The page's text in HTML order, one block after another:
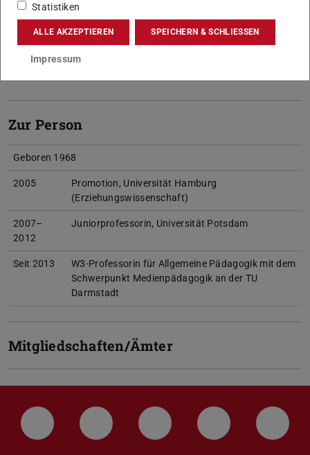
Postadresse: Karolinenplatz 5, 64289 Darmstadt
Residenzschloss 1
64283 Darmstadt
Zur Person
Geboren 1968
2005
Promotion, Universität Hamburg
(Erziehungswissenschaft)
2007–
2012
Juniorprofessorin, Universität Potsdam
Seit 2013
W3-Professorin für Allgemeine Pädagogik mit dem
Schwerpunkt Medienpädagogik an der TU
Darmstadt
Mitgliedschaften/Ämter
LinkedIn-Seite der TU Darmstadt
Instagram-Kanal der TU
Bluesky-Kanal der TU
Facebook-
Statistiken
ALLE AKZEPTIEREN SPEICHERN & SCHLIESSEN
Impressum